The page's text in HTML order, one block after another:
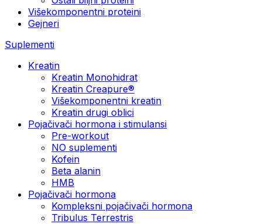
Višekomponentni proteini
Gejneri
Suplementi
Kreatin
Kreatin Monohidrat
Kreatin Creapure®
Višekomponentni kreatin
Kreatin drugi oblici
Pojačivači hormona i stimulansi
Pre-workout
NO suplementi
Kofein
Beta alanin
HMB
Pojačivači hormona
Kompleksni pojačivači hormona
Tribulus Terrestris